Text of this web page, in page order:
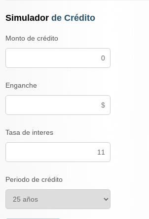
Simulador de Crédito
Monto de crédito
Enganche
Tasa de interes
Periodo de crédito